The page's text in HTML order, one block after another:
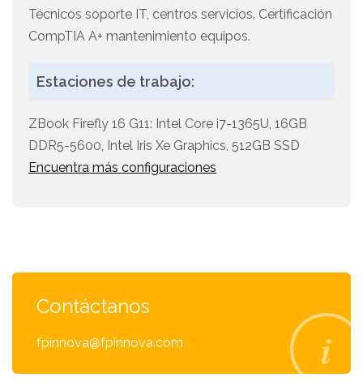
Técnicos soporte IT, centros servicios. Certificación
CompTIA A+ mantenimiento equipos.
Estaciones de trabajo:
ZBook Firefly 16 G11: Intel Core i7-1365U, 16GB
DDR5-5600, Intel Iris Xe Graphics, 512GB SSD
Encuentra más configuraciones
Contáctanos
fpinnova@fpinnova.com